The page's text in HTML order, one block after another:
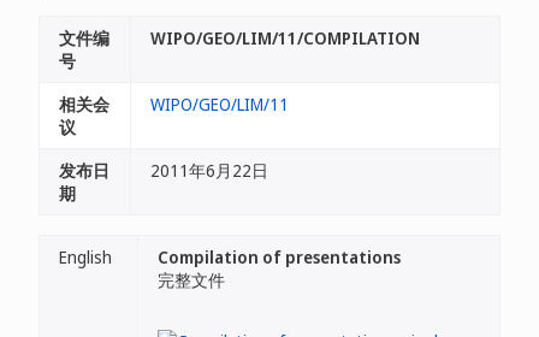
文件编
号
WIPO/GEO/LIM/11/COMPILATION
相关会
议
WIPO/GEO/LIM/11
发布日
期
2011年6月22日
English
Compilation of presentations
完整文件